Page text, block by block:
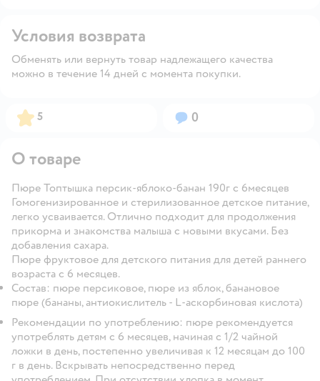
Условия возврата
Обменять или вернуть товар надлежащего качества
можно в течение 14 дней с момента покупки.
Рейтинг:
5 Вопросов:
0
О товаре
Пюре Топтышка персик-яблоко-банан 190г с 6месяцев
Гомогенизированное и стерилизованное детское питание,
легко усваивается. Отлично подходит для продолжения
прикорма и знакомства малыша с новыми вкусами. Без
добавления сахара.
Пюре фруктовое для детского питания для детей раннего
возраста с 6 месяцев.
Состав: пюре персиковое, пюре из яблок, банановое
пюре (бананы, антиокислитель - L-аскорбиновая кислота)
Рекомендации по употреблению: пюре рекомендуется
употреблять детям с 6 месяцев, начиная с 1/2 чайной
ложки в день, постепенно увеличивая к 12 месяцам до 100
г в день. Вскрывать непосредственно перед